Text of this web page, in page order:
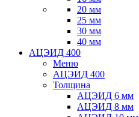
20 мм
25 мм
30 мм
40 мм
АЦЭИД 400
Меню
АЦЭИД 400
Толщина
АЦЭИД 6 мм
АЦЭИД 8 мм